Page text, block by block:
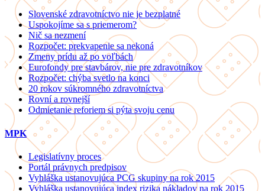
Slovenské zdravotníctvo nie je bezplatné
Uspokojíme sa s priemerom?
Nič sa nezmení
Rozpočet: prekvapenie sa nekoná
Zmeny prídu až po voľbách
Eurofondy pre stavbárov, nie pre zdravotníkov
Rozpočet: chýba svetlo na konci
20 rokov súkromného zdravotníctva
Rovní a rovnejší
Odmietanie reforiem si pýta svoju cenu
MPK
Legislatívny proces
Portál právnych predpisov
Vyhláška ustanovujúca PCG skupiny na rok 2015
Vyhláška ustanovujúca index rizika nákladov na rok 2015